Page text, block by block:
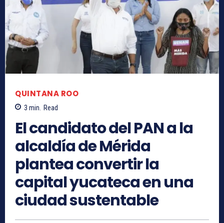
QUINTANA ROO
3 min. Read
El candidato del PAN a la
alcaldía de Mérida
plantea convertir la
capital yucateca en una
ciudad sustentable